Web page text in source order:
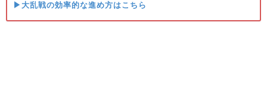
▶大乱戦の効率的な進め方はこちら